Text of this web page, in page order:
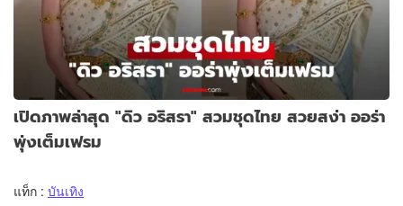
เปิดภาพล่าสุด "ดิว อริสรา" สวมชุดไทย สวยสง่า ออร่า
พุ่งเต็มเฟรม
แท็ก : บันเทิง